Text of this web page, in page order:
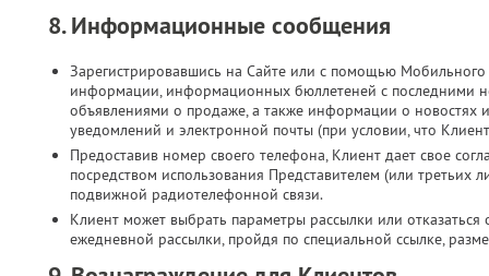
8. Информационные сообщения
Зарегистрировавшись на Сайте или с помощью
информации, информационных бюллетеней с последними
объявлениями о продаже, а также информации о новостях
уведомлений и электронной почты (при условии, что
Предоставив номер своего телефона, Клиент дает свое
посредством использования Представителем (или
подвижной радиотелефонной связи.​
Клиент может выбрать параметры рассылки или
ежедневной рассылки, пройдя по специальной ссылке,